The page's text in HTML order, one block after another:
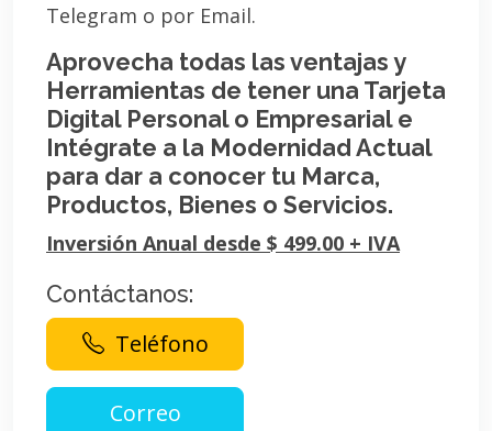
Telegram o por Email.
Aprovecha todas las ventajas y
Herramientas de tener una Tarjeta
Digital Personal o Empresarial e
Intégrate a la Modernidad Actual
para dar a conocer tu Marca,
Productos, Bienes o Servicios.
Inversión Anual desde $ 499.00 + IVA
Contáctanos:
Teléfono